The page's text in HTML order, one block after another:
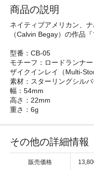
商品の説明
ネイティブアメリカン、
（Calvin Begay）の作品
型番：CB-05
モチーフ：ロードランナ
ザイクインレイ（Multi-
素材：スターリングシル
幅：54mm
高さ：22mm
重さ：6g
その他の詳細情報
販売価格